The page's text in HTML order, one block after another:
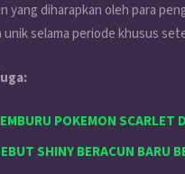
yang diharapkan oleh para
unik selama periode khusus
POKEMON SCARLET
SHINY BERACUN BARU